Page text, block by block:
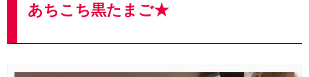
あちこち黒たまご★